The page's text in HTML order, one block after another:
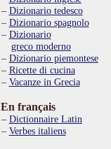
Dizionario tedesco
Dizionario spagnolo
Dizionario
greco moderno
Dizionario piemontese
Ricette di cucina
Vacanze in Grecia
En français
Dictionnaire Latin
Verbes italiens